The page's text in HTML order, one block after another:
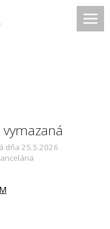
dňa 25.5.2026